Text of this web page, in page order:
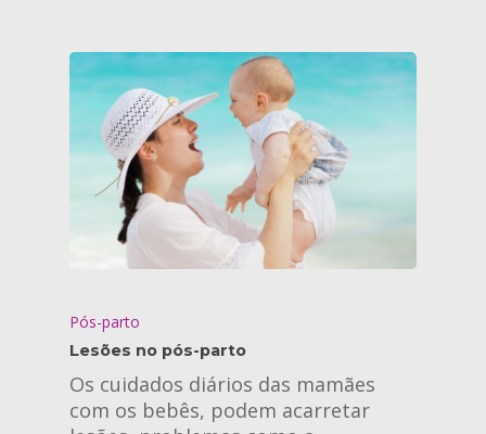
Pós-parto
Lesões no pós-parto
Os cuidados diários das mamães
com os bebês, podem acarretar
Home